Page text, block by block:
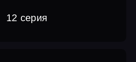
12 серия